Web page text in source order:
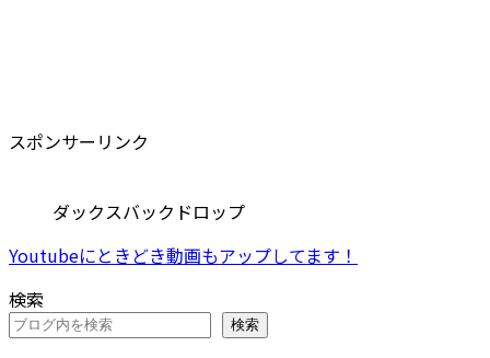
スポンサーリンク
ダックスバックドロップ
Youtubeにときどき動画もアップしてます！
検索
検索